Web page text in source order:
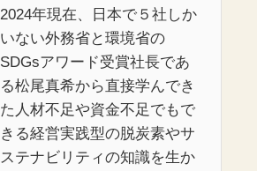
2024年現在、日本で５社しか
いない外務省と環境省の
SDGsアワード受賞社長であ
る松尾真希から直接学んでき
た人材不足や資金不足でもで
きる経営実践型の脱炭素やサ
ステナビリティの知識を生か